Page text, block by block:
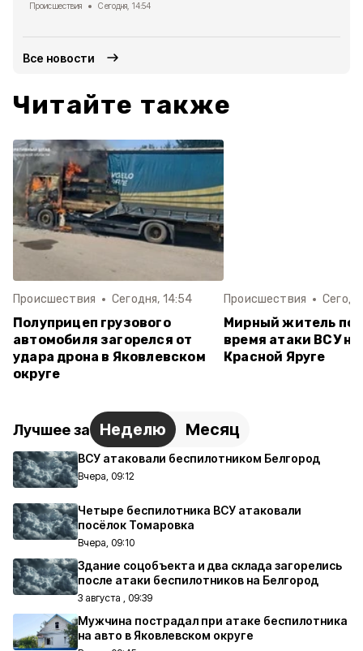
Происшествия Сегодня, 14:54
Все новости
Читайте также
Происшествия Сегодня, 14:54
Полуприцеп грузового
автомобиля загорелся от
удара дрона в Яковлевском
округе
Происшествия
Мирный житель
время атаки ВСУ на
Красной Яруге
Лучшее за Неделю Месяц
ВСУ атаковали беспилотником Белгород
Вчера, 09:12
Четыре беспилотника ВСУ атаковали
посёлок Томаровка
Вчера, 09:10
Здание соцобъекта и два склада загорелись
после атаки беспилотников на Белгород
3 августа , 09:39
Мужчина пострадал при атаке беспилотника
на авто в Яковлевском округе